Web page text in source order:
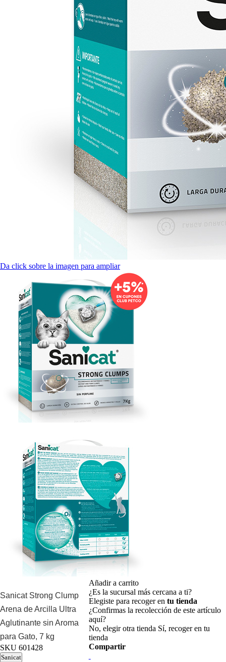
Da click sobre la imagen para ampliar
Sanicat Strong Clump
Arena de Arcilla Ultra
Aglutinante sin Aroma
para Gato, 7 kg
SKU 601428
Sanicat
Añadir a carrito
¿Es la sucursal más cercana a ti?
Elegiste para recoger en tu tienda
¿Confirmas la recolección de este artículo
aquí?
No, elegir otra tienda Sí, recoger en tu
tienda
Compartir